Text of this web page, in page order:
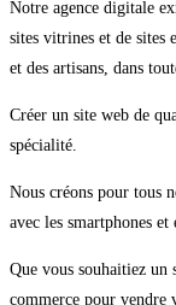
Notre agence digitale
sites vitrines et de sites
et des artisans, dans
Créer un site web de
spécialité.
Nous créons pour tous
avec les smartphones
Que vous souhaitiez
commerce pour vendre